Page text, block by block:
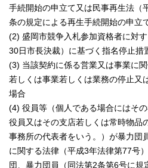
手続開始の申立て又は民事再生法（
条の規定による再生手続開始の申立
(2) 盛岡市競争入札参加資格者に対
30日市長決裁）に基づく指名停止措
(3) 当該契約に係る営業又は事業に
若しくは事業若しくは業務の停止又
場合
(4) 役員等（個人である場合にはそ
役員又はその支店若しくは常時物品
事務所の代表者をいう。）が暴力団
に関する法律（平成3年法律第77号
団、暴力団員（同法第2条第6号に規